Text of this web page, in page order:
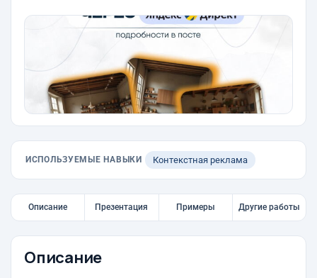
ИСПОЛЬЗУЕМЫЕ НАВЫКИ Контекстная реклама
Описание Презентация Примеры Другие работы
Описание